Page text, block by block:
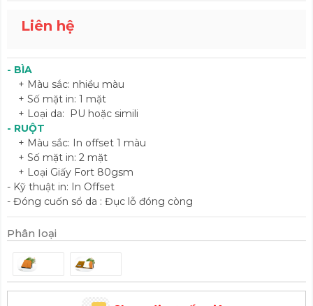
Liên hệ
- BÌA
+ Màu sắc: nhiều màu
+ Số mặt in: 1 mặt
+ Loại da: PU hoặc simili
- RUỘT
+ Màu sắc: In offset 1 màu
+ Số mặt in: 2 mặt
+ Loại Giấy Fort 80gsm
- Kỹ thuật in: In Offset
- Đóng cuốn sổ da : Đục lỗ đóng còng
Phân loại